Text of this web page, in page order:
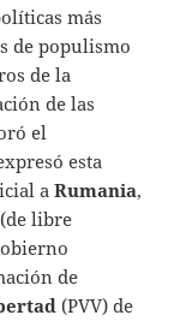
más
de populismo
de la
de las
el
esta
aRumania,
libre
de
(PVV) de